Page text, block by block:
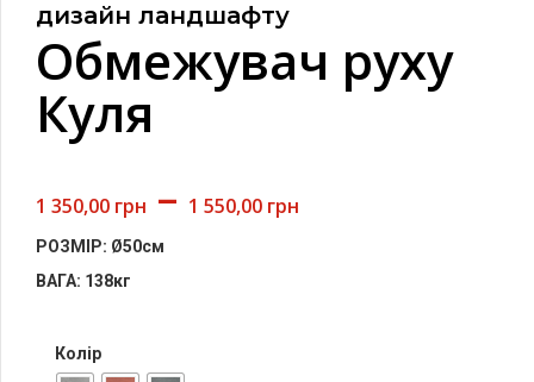
дизайн ландшафту
Обмежувач руху
Куля
1 350,00 грн – 1 550,00 грн
РОЗМІР: Ø50см
ВАГА: 138кг
Колір